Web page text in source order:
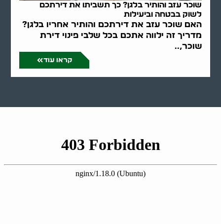
שוכר עזב והותיר בלגן? כך תשביתו את דירתכם
לשוק בבטחה וביעילות
האם שוכר עזב את דירתכם והותיר אחריו בלגן?
מדריך זה ילווה אתכם בכל שלבי פינוי דירת
שוכר,..
קראו עוד